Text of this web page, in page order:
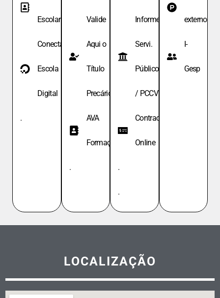
Escolar
Conecta
Escola
Digital
.
Valide
Aqui o
Título
Precário
AVA
Formação
.
Informe
Servi.
Públicos
/ PCCV
Contracheque
Online
.
.
externo
I-
Gesp
LOCALIZAÇÃO